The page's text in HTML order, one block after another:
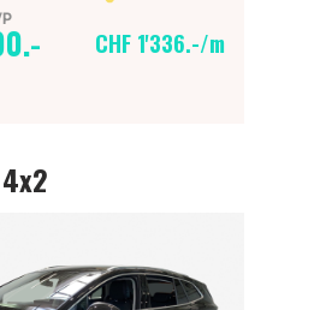
CHF 1'336.-/m